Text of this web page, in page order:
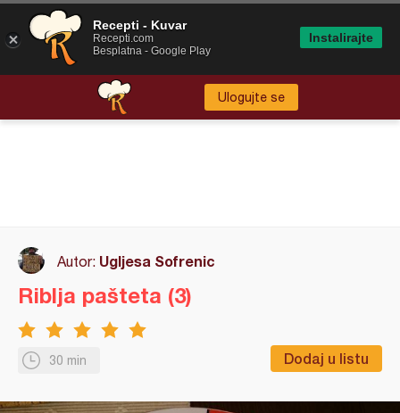
Ulogujte se
Autor: Ugljesa Sofrenic
30 min Dodaj u listu
Riblja pašteta (3)
Recepti - Kuvar
Recepti.com
Besplatna - Google Play
Instalirajte